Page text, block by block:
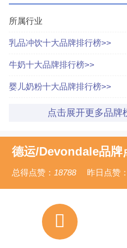
所属行业
乳品冲饮十大品牌排行榜>>
牛奶十大品牌排行榜>>
婴儿奶粉十大品牌排行榜>>
点击展开更多品牌
德运/Devondale品牌
总得点赞： 18788 昨日点赞：